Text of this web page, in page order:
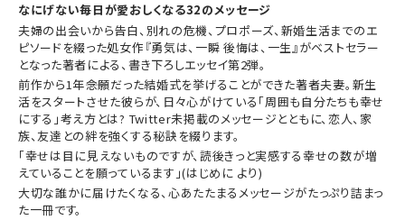
なにげない毎日が愛おしくなる32のメッセージ
夫婦の出会いから告白、別れの危機、プロポーズ、新婚生活までのエ
ピソードを綴った処女作『勇気は、一瞬 後悔は、一生』がベストセラー
となった著者による、書き下ろしエッセイ第2弾。
前作から1年――念願だった結婚式を挙げることができた著者夫妻。新生
活をスタートさせた彼らが、日々心がけている「周囲も自分たちも幸せ
にする」考え方とは? Twitter未掲載のメッセージとともに、恋人、家
族、友達との絆を強くする秘訣を綴ります。
「幸せは目に見えないものですが、読後きっと実感する幸せの数が増
えていることを願っているます」(はじめに より)
大切な誰かに届けたくなる、心あたたまるメッセージがたっぷり詰まっ
た一冊です。